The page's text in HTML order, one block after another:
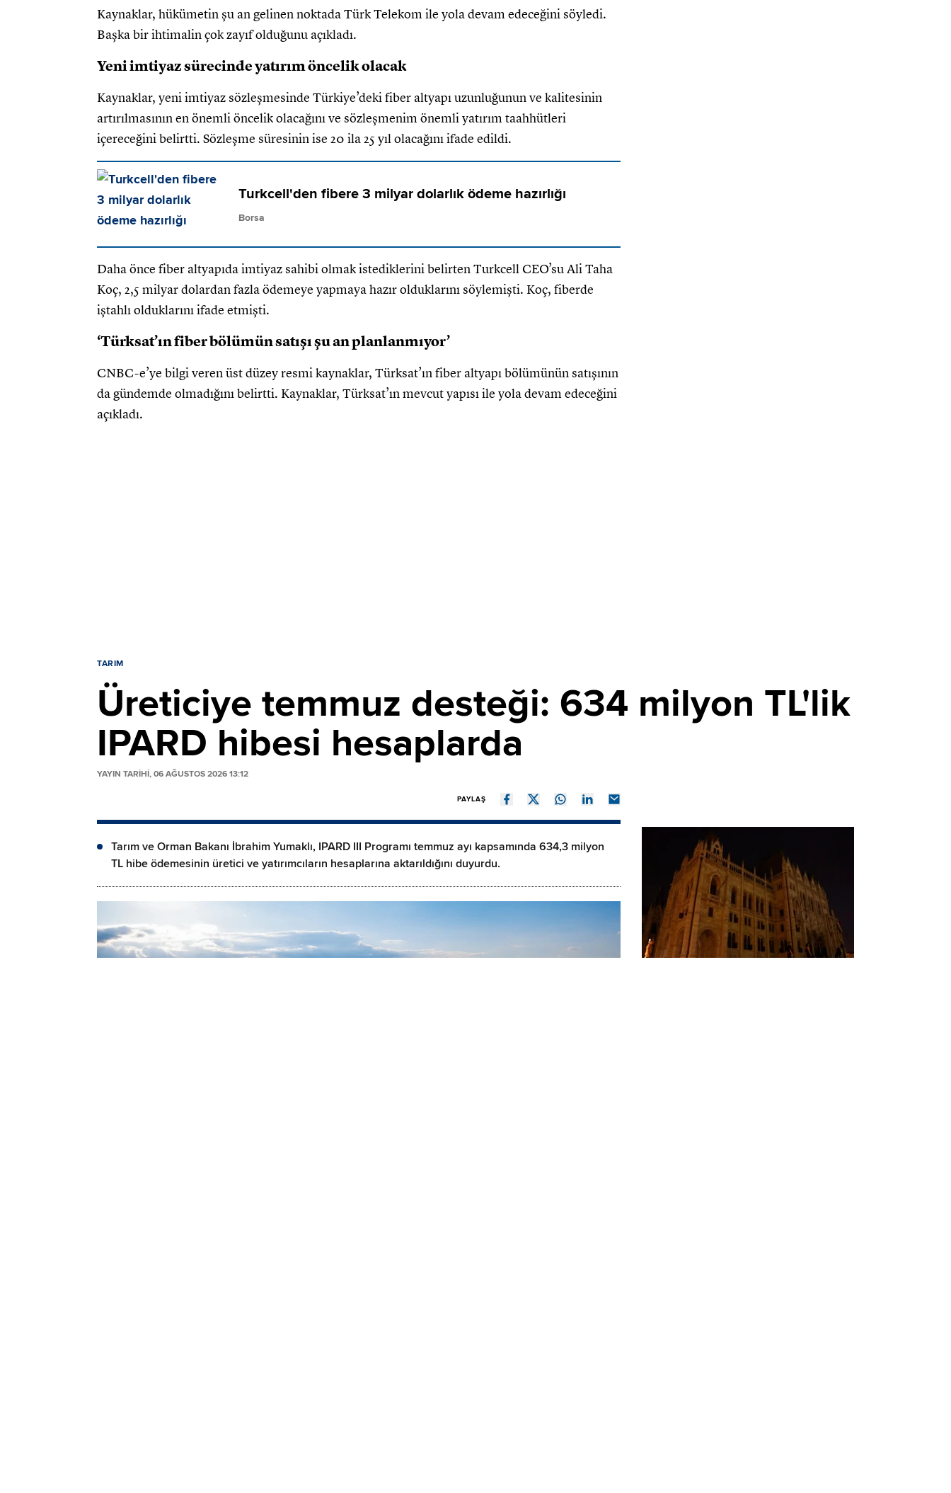
Kaynaklar, hükümetin şu an gelinen noktada Türk Telekom ile yola devam edeceğini söyledi.
Başka bir ihtimalin çok zayıf olduğunu açıkladı.
Yeni imtiyaz sürecinde yatırım öncelik olacak
Kaynaklar, yeni imtiyaz sözleşmesinde Türkiye’deki fiber altyapı uzunluğunun ve kalitesinin
artırılmasının en önemli öncelik olacağını ve sözleşmenim önemli yatırım taahhütleri
içereceğini belirtti. Sözleşme süresinin ise 20 ila 25 yıl olacağını ifade edildi.
Turkcell'den fibere 3 milyar dolarlık ödeme hazırlığı
Borsa
Daha önce fiber altyapıda imtiyaz sahibi olmak istediklerini belirten Turkcell CEO’su Ali Taha
Koç, 2,5 milyar dolardan fazla ödemeye yapmaya hazır olduklarını söylemişti. Koç, fiberde
iştahlı olduklarını ifade etmişti.
‘Türksat’ın fiber bölümün satışı şu an planlanmıyor’
CNBC-e’ye bilgi veren üst düzey resmi kaynaklar, Türksat’ın fiber altyapı bölümünün satışının
da gündemde olmadığını belirtti. Kaynaklar, Türksat’ın mevcut yapısı ile yola devam edeceğini
açıkladı.
TARIM
Üreticiye temmuz desteği: 634 milyon TL'lik
IPARD hibesi hesaplarda
YAYIN TARİHİ, 06 AĞUSTOS 2026 13:12
PAYLAŞ
Tarım ve Orman Bakanı İbrahim Yumaklı, IPARD III Programı temmuz ayı kapsamında 634,3 milyon
TL hibe ödemesinin üretici ve yatırımcıların hesaplarına aktarıldığını duyurdu.